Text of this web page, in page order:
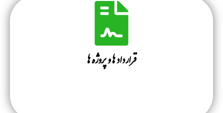
قرارداد ها و پروژه ها